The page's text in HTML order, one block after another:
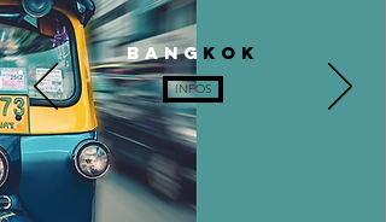
BANG KOK
INFOS